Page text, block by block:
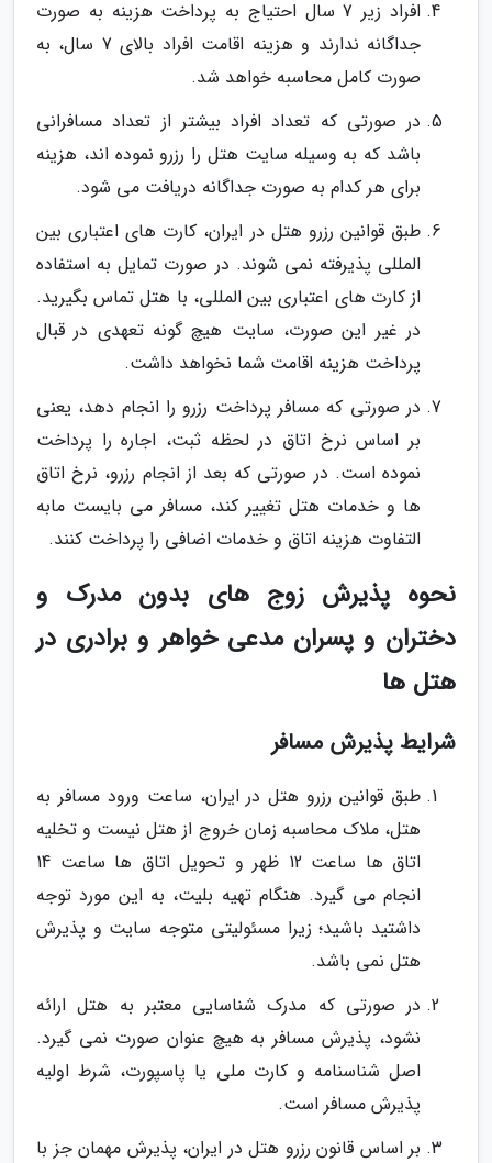
افراد زیر 7 سال احتیاج به پرداخت هزینه به صورت
جداگانه ندارند و هزینه اقامت افراد بالای 7 سال، به
صورت کامل محاسبه خواهد شد.
در صورتی که تعداد افراد بیشتر از تعداد مسافرانی
باشد که به وسیله سایت هتل را رزرو نموده اند، هزینه
برای هر کدام به صورت جداگانه دریافت می شود.
طبق قوانین رزرو هتل در ایران، کارت های اعتباری بین
المللی پذیرفته نمی شوند. در صورت تمایل به استفاده
از کارت های اعتباری بین المللی، با هتل تماس بگیرید.
در غیر این صورت، سایت هیچ گونه تعهدی در قبال
پرداخت هزینه اقامت شما نخواهد داشت.
در صورتی که مسافر پرداخت رزرو را انجام دهد، یعنی
بر اساس نرخ اتاق در لحظه ثبت، اجاره را پرداخت
نموده است. در صورتی که بعد از انجام رزرو، نرخ اتاق
ها و خدمات هتل تغییر کند، مسافر می بایست مابه
التفاوت هزینه اتاق و خدمات اضافی را پرداخت کنند.
نحوه پذیرش زوج های بدون مدرک و
دختران و پسران مدعی خواهر و برادری در
هتل ها
شرایط پذیرش مسافر
طبق قوانین رزرو هتل در ایران، ساعت ورود مسافر به
هتل، ملاک محاسبه زمان خروج از هتل نیست و تخلیه
اتاق ها ساعت 12 ظهر و تحویل اتاق ها ساعت 14
انجام می گیرد. هنگام تهیه بلیت، به این مورد توجه
داشتید باشید؛ زیرا مسئولیتی متوجه سایت و پذیرش
هتل نمی باشد.
در صورتی که مدرک شناسایی معتبر به هتل ارائه
نشود، پذیرش مسافر به هیچ عنوان صورت نمی گیرد.
اصل شناسنامه و کارت ملی یا پاسپورت، شرط اولیه
پذیرش مسافر است.
بر اساس قانون رزرو هتل در ایران، پذیرش مهمان جز با